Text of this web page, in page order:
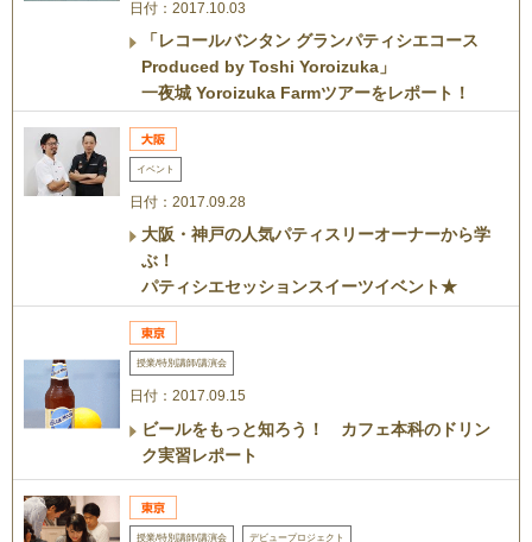
日付：2017.10.03
「レコールバンタン グランパティシエコース
Produced by Toshi Yoroizuka」
一夜城 Yoroizuka Farmツアーをレポート！
イベント
日付：2017.09.28
大阪・神戸の人気パティスリーオーナーから学
ぶ！
パティシエセッションスイーツイベント★
授業/特別講師/講演会
日付：2017.09.15
ビールをもっと知ろう！ カフェ本科のドリン
ク実習レポート
授業/特別講師/講演会 デビュープロジェクト